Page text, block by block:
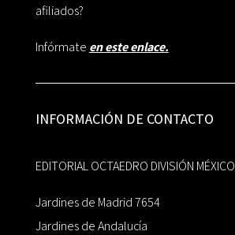
afiliados?
Infórmate en este enlace.
INFORMACIÓN DE CONTACTO
EDITORIAL OCTAEDRO DIVISIÓN MÉXICO
Jardines de Madrid 7654
Jardines de Andalucía